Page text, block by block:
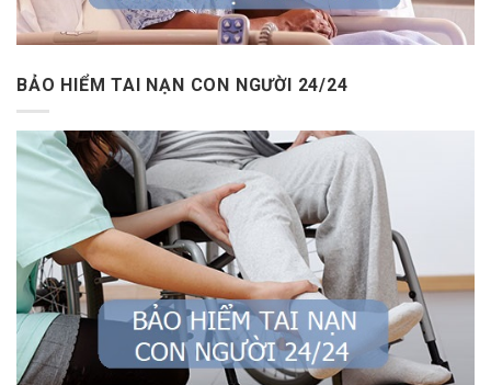
BẢO HIỂM TAI NẠN CON NGƯỜI 24/24